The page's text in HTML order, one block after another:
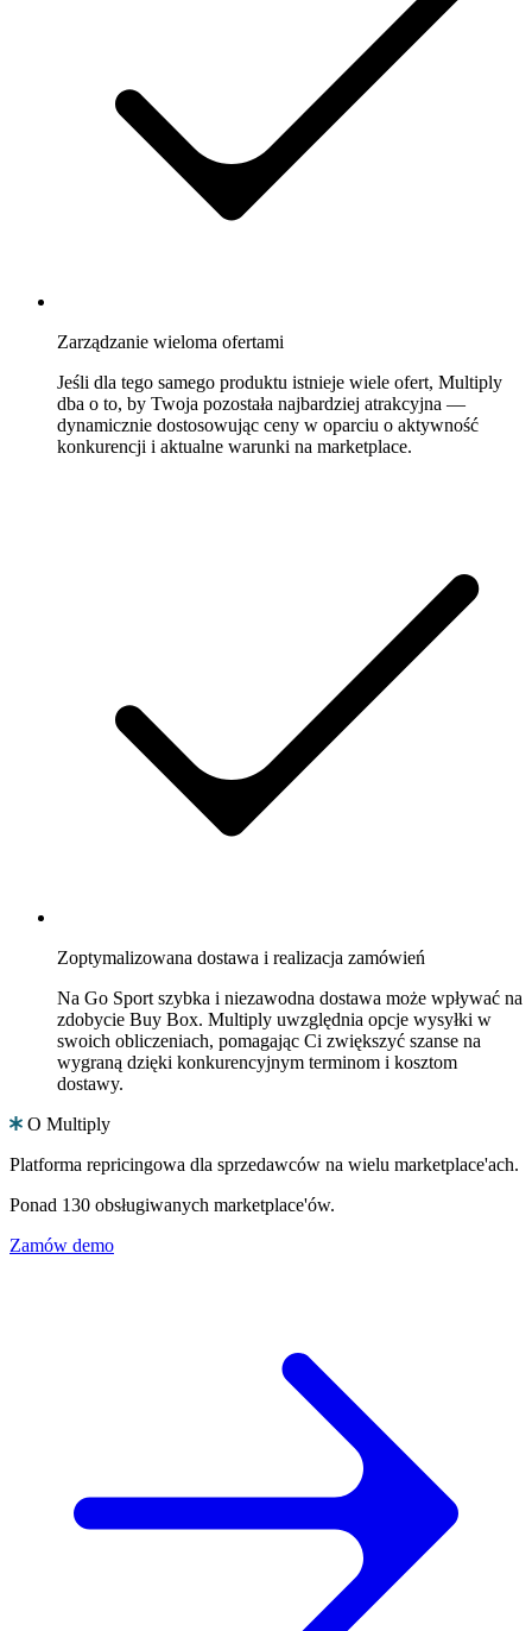
Zarządzanie wieloma ofertami
Jeśli dla tego samego produktu istnieje wiele ofert, Multiply
dba o to, by Twoja pozostała najbardziej atrakcyjna —
dynamicznie dostosowując ceny w oparciu o aktywność
konkurencji i aktualne warunki na marketplace.
Zoptymalizowana dostawa i realizacja zamówień
Na Go Sport szybka i niezawodna dostawa może wpływać na
zdobycie Buy Box. Multiply uwzględnia opcje wysyłki w
swoich obliczeniach, pomagając Ci zwiększyć szanse na
wygraną dzięki konkurencyjnym terminom i kosztom
dostawy.
O Multiply
Platforma repricingowa dla sprzedawców na wielu marketplace'ach.
Ponad 130 obsługiwanych marketplace'ów.
Zamów demo